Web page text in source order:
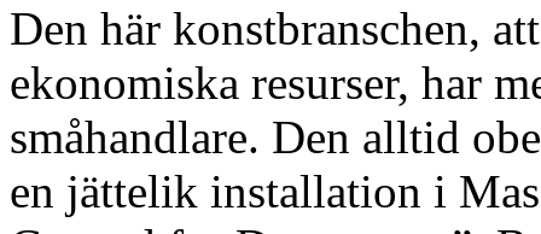
Den här konstbranschen,
ekonomiska resurser, har
småhandlare. Den alltid
en jättelik installation i